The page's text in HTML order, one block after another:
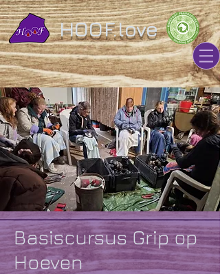
HOOF.love
Basiscursus Grip op
Hoeven